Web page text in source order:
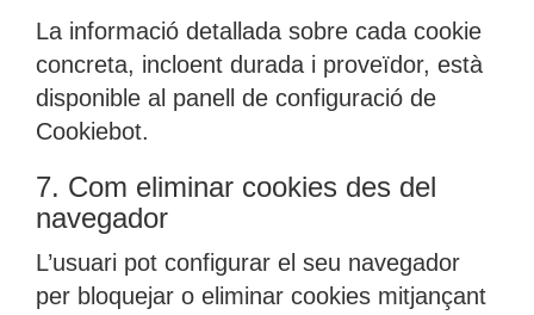
La informació detallada sobre cada cookie
concreta, incloent durada i proveïdor, està
disponible al panell de configuració de
Cookiebot.
7. Com eliminar cookies des del
navegador
L’usuari pot configurar el seu navegador
per bloquejar o eliminar cookies mitjançant